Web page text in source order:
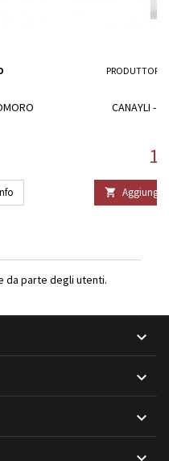
PRODUTTORE:
CANAYLI -
 Aggiungi
da parte degli utenti.


